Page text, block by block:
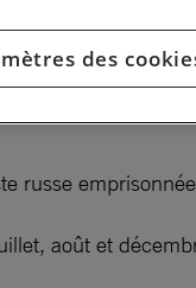
russe emprisonnée
août et
des